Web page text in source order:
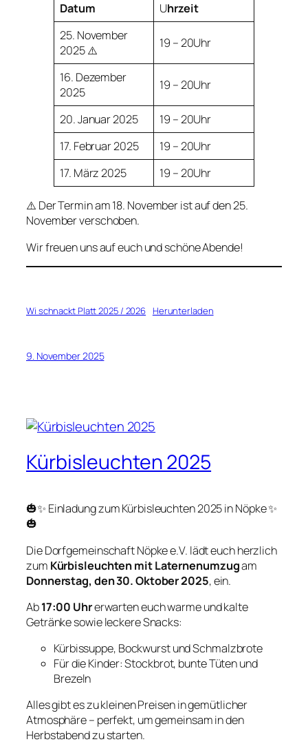
Datum Uhrzeit
25. November
2025 ⚠️
19 – 20Uhr
16. Dezember
2025
19 – 20Uhr
20. Januar 2025
19 – 20Uhr
17. Februar 2025
19 – 20Uhr
17. März 2025
19 – 20Uhr
⚠️ Der Termin am 18. November ist auf den 25.
November verschoben.
Wir freuen uns auf euch und schöne Abende!
Wi schnackt Platt 2025 / 2026 Herunterladen
9. November 2025
Kürbisleuchten 2025
🎃✨ Einladung zum Kürbisleuchten 2025 in Nöpke ✨
🎃
Die Dorfgemeinschaft Nöpke e.V. lädt euch herzlich
zum Kürbisleuchten mit Laternenumzugam
Donnerstag, den 30. Oktober 2025, ein.
Ab17:00 Uhrerwarten euch warme und kalte
Getränke sowie leckere Snacks:
Kürbissuppe, Bockwurst und Schmalzbrote
Für die Kinder: Stockbrot, bunte Tüten und
Brezeln
Alles gibt es zu kleinen Preisen in gemütlicher
Atmosphäre – perfekt, um gemeinsam in den
Herbstabend zu starten.